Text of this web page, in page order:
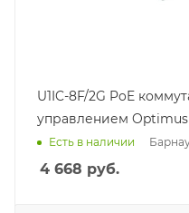
U1IC-8F/2G PoE
управлением Optimus
Есть в наличии
4 668 руб.